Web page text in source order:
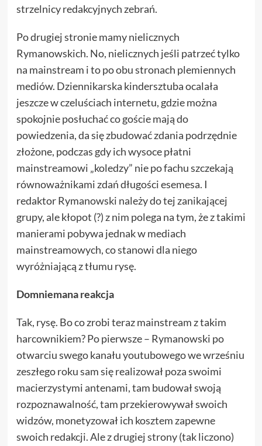
strzelnicy redakcyjnych zebrań.
Po drugiej stronie mamy nielicznych
Rymanowskich. No, nielicznych jeśli patrzeć tylko
na mainstream i to po obu stronach plemiennych
mediów. Dziennikarska kindersztuba ocalała
jeszcze w czeluściach internetu, gdzie można
spokojnie posłuchać co goście mają do
powiedzenia, da się zbudować zdania podrzędnie
złożone, podczas gdy ich wysoce płatni
mainstreamowi „koledzy” nie po fachu szczekają
równoważnikami zdań długości esemesa. I
redaktor Rymanowski należy do tej zanikającej
grupy, ale kłopot (?) z nim polega na tym, że z takimi
manierami pobywa jednak w mediach
mainstreamowych, co stanowi dla niego
wyróżniającą z tłumu rysę.
Domniemana reakcja
Tak, rysę. Bo co zrobi teraz mainstream z takim
harcownikiem? Po pierwsze – Rymanowski po
otwarciu swego kanału youtubowego we wrześniu
zeszłego roku sam się realizował poza swoimi
macierzystymi antenami, tam budował swoją
rozpoznawalność, tam przekierowywał swoich
widzów, monetyzował ich kosztem zapewne
swoich redakcji. Ale z drugiej strony (tak liczono)